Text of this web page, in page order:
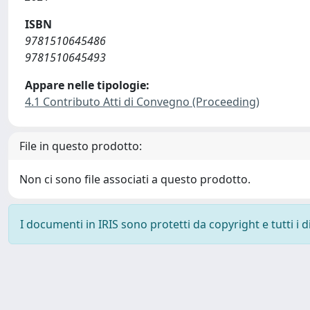
ISBN
9781510645486
9781510645493
Appare nelle tipologie:
4.1 Contributo Atti di Convegno (Proceeding)
File in questo prodotto:
Non ci sono file associati a questo prodotto.
I documenti in IRIS sono protetti da copyright e tutti i